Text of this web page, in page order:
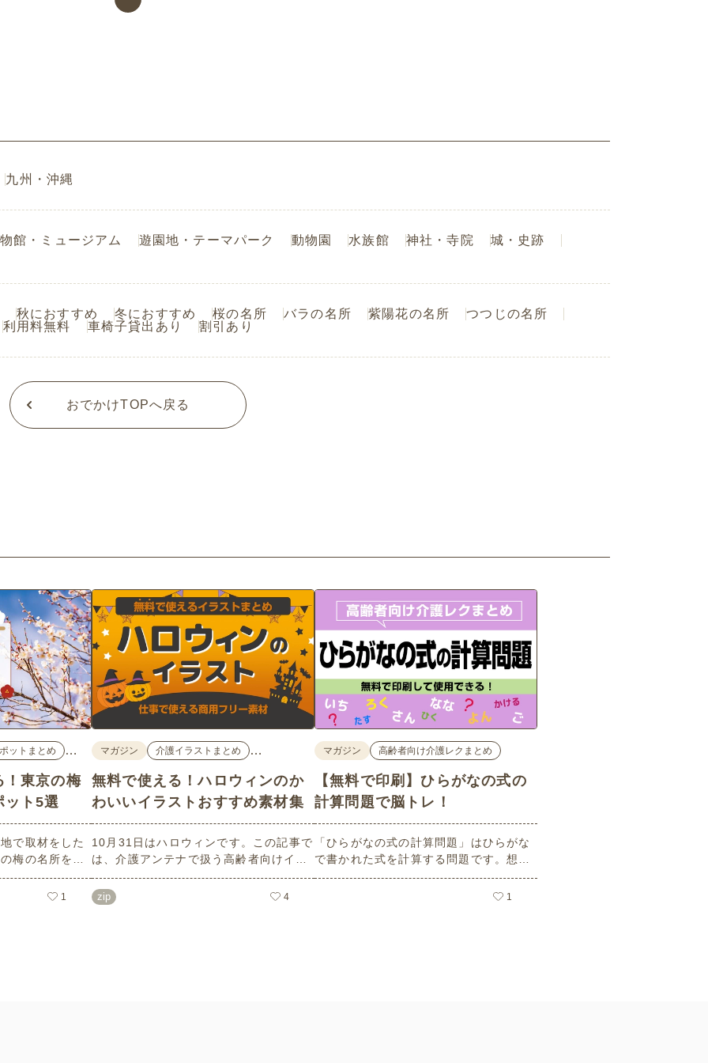
九州・沖縄
館・ミュージアム 遊園地・テーマパーク 動物園 水族館 神社・寺院 城・史跡
秋におすすめ 冬におすすめ 桜の名所 バラの名所 紫陽花の名所
つつじの名所
利用料無料
車椅子貸出あり 割引あり
おでかけTOPへ戻る
ットまとめ …
！東京の梅
ット5選
で取材をした
梅の名所を５
もちろんのこ
ついても紹介
1
マガジン 介護イラストまとめ …
無料で使える！ハロウィンのか
わいいイラストおすすめ素材集
10月31日はハロウィンです。この記事で
は、介護アンテナで扱う高齢者向けイラ
スト素材から、ハロウィンにちなんだお
ばけやかぼちゃなどの素材をご紹介しま
す。いずれも万人受けするデザインで背
zip 4
マガジン 高齢者向け介護レクまとめ
【無料で印刷】ひらがなの式の
計算問題で脳トレ！
「ひらがなの式の計算問題」はひらがな
で書かれた式を計算する問題です。想像
力やワーキングメモリのトレーニングと
しても活用できる脳トレ問題です。こち
1